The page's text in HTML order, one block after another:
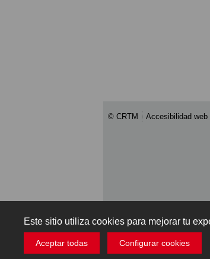
Este sitio utiliza cookies para mejorar tu
Aceptar todas Configurar cookies
© CRTM Accesibilidad web